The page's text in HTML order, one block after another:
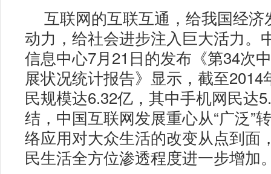
互联网的互联互通，给我国经济
动力，给社会进步注入巨大活力。
信息中心7月21日的发布《第34次
展状况统计报告》显示，截至2014
民规模达6.32亿，其中手机网民达
结，中国互联网发展重心从“广泛”
络应用对大众生活的改变从点到面
民生活全方位渗透程度进一步增加